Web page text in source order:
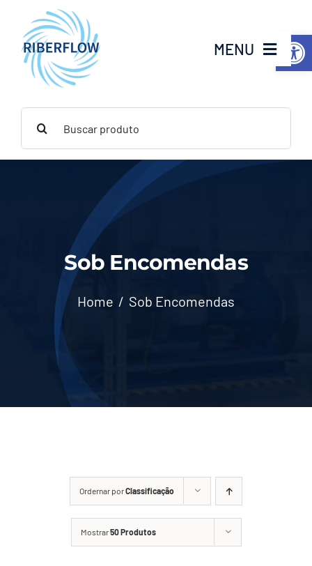
conteúdo
MENU
Institucional
Contato
Minha Conta
Carrinho
resultados
para:
Sob Encomendas
Home Sob Encomendas
Ordernar porClassificação
Mostrar50 Produtos